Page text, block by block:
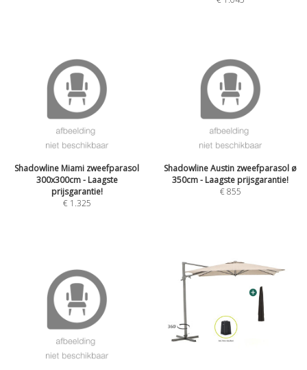
Shadowline Miami zweefparasol
300x300cm - Laagste
prijsgarantie!
€ 1.325
Shadowline Austin zweefparasol ø
350cm - Laagste prijsgarantie!
€855